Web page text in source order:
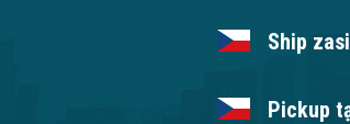
Ship
Pickup